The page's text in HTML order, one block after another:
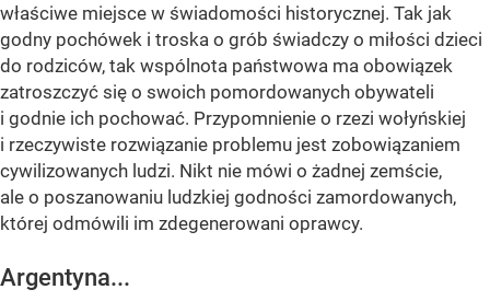
właściwe miejsce w świadomości historycznej. Tak jak
godny pochówek i troska o grób świadczy o miłości dzieci
do rodziców, tak wspólnota państwowa ma obowiązek
zatroszczyć się o swoich pomordowanych obywateli
i godnie ich pochować. Przypomnienie o rzezi wołyńskiej
i rzeczywiste rozwiązanie problemu jest zobowiązaniem
cywilizowanych ludzi. Nikt nie mówi o żadnej zemście,
ale o poszanowaniu ludzkiej godności zamordowanych,
której odmówili im zdegenerowani oprawcy.
Argentyna...